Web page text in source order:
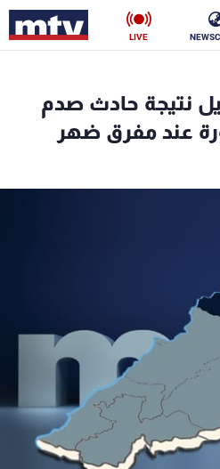
LIVE
نتيجة حادث صدم
عند مفرق ضهر